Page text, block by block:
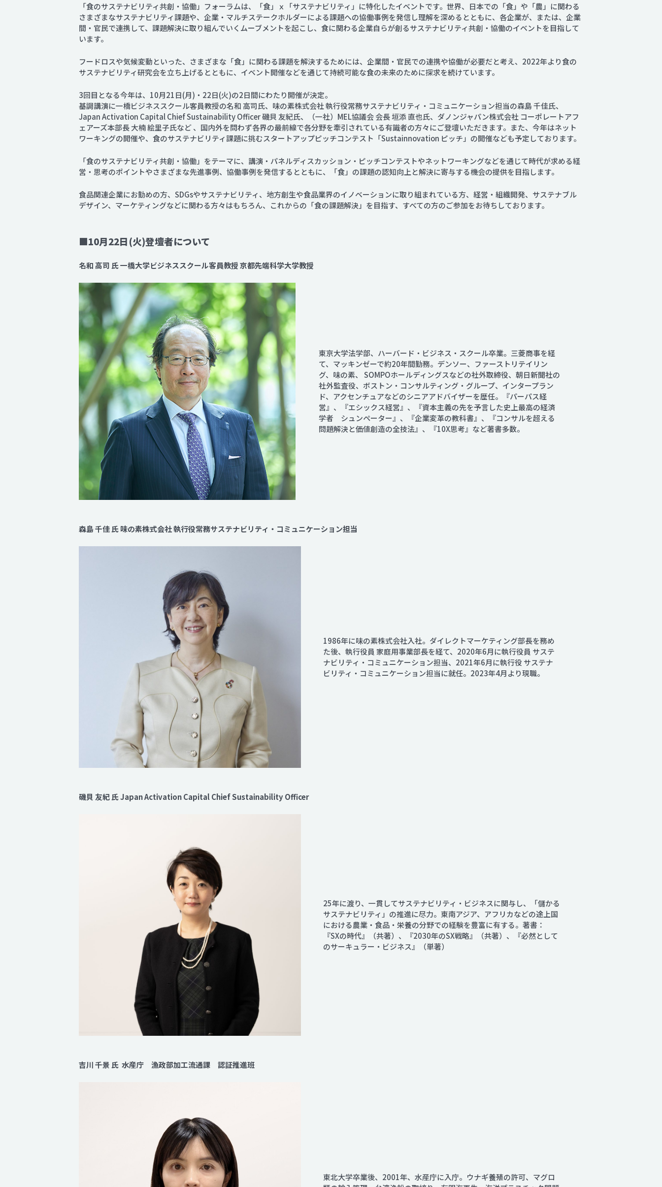
「食のサステナビリティ共創・協働」フォーラムは、「食」ｘ「サステナビリティ」に特化したイベントです。世界、日本での「食」や「農」に関わる
さまざまなサステナビリティ課題や、企業・マルチステークホルダーによる課題への協働事例を発信し理解を深めるとともに、各企業が、または、企業
間・官民で連携して、課題解決に取り組んでいくムーブメントを起こし、食に関わる企業自らが創るサステナビリティ共創・協働のイベントを目指して
います。
フードロスや気候変動といった、さまざまな「食」に関わる課題を解決するためには、企業間・官民での連携や協働が必要だと考え、2022年より食の
サステナビリティ研究会を立ち上げるとともに、イベント開催などを通じて持続可能な食の未来のために探求を続けています。
3回目となる今年は、10月21日(月)・22日(火)の2日間にわたり開催が決定。
基調講演に一橋ビジネススクール客員教授の名和 高司氏、味の素株式会社 執行役常務サステナビリティ・コミュニケーション担当の森島 千佳氏、
Japan Activation Capital Chief Sustainability Officer 磯貝 友紀氏、（一社）MEL協議会 会長 垣添 直也氏、ダノンジャパン株式会社 コーポレートアフ
ェアーズ本部長 大楠 絵里子氏など 、国内外を問わず各界の最前線で各分野を牽引されている有識者の方々にご登壇いただきます。また、今年はネット
ワーキングの開催や、食のサステナビリティ課題に挑むスタートアップピッチコンテスト「Sustainnovation ピッチ」の開催なども予定しております。
「食のサステナビリティ共創・協働」をテーマに、講演・パネルディスカッション・ピッチコンテストやネットワーキングなどを通じて時代が求める経
営・思考のポイントやさまざまな先進事例、協働事例を発信するとともに、「食」の課題の認知向上と解決に寄与する機会の提供を目指します。
食品関連企業にお勤めの方、SDGsやサステナビリティ、地方創生や食品業界のイノベーションに取り組まれている方、経営・組織開発、サステナブル
デザイン、マーケティングなどに関わる方々はもちろん、これからの「食の課題解決」を目指す、すべての方のご参加をお待ちしております。
■10月22日(火)登壇者について
名和 高司 氏 一橋大学ビジネススクール客員教授 京都先端科学大学教授
東京大学法学部、ハーバード・ビジネス・スクール卒業。三菱商事を経
て、マッキンゼーで約20年間勤務。デンソー、ファーストリテイリン
グ、味の素、 SOMPOホールディングスなどの社外取締役、朝日新聞社の
社外監査役、ボストン・コンサルティング・グループ、インタープラン
ド、アクセンチュアなどのシニアアドバイザーを歴任。『パーパス経
営』、『エシックス経営』、『資本主義の先を予言した史上最高の経済
学者 シュンペーター』、『企業変革の教科書』、『コンサルを超える
問題解決と価値創造の全技法』、『10X思考』など著書多数。
森島 千佳 氏 味の素株式会社 執行役常務サステナビリティ・コミュニケーション担当
1986年に味の素株式会社入社。ダイレクトマーケティング部長を務め
た後、執行役員 家庭用事業部長を経て、2020年6月に執行役員 サステ
ナビリティ・コミュニケーション担当、2021年6月に執行役 サステナ
ビリティ・コミュニケーション担当に就任。2023年4月より現職。
磯貝 友紀 氏 Japan Activation Capital Chief Sustainability Officer
25年に渡り、一貫してサステナビリティ・ビジネスに関与し、「儲かる
サステナビリティ」の推進に尽力。東南アジア、アフリカなどの途上国
における農業・食品・栄養の分野での経験を豊富に有する。著書：
『SXの時代』（共著）、『2030年のSX戦略』（共著）、『必然として
のサーキュラー・ビジネス』（単著）
吉川 千景 氏 水産庁 漁政部加工流通課 認証推進班
東北大学卒業後、2001年、水産庁に入庁。ウナギ養殖の許可、マグロ